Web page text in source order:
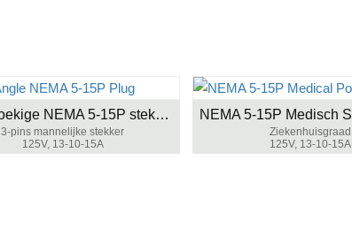
Rechthoekige NEMA 5-15P stekker
3-pins mannelijke stekker
125V, 13-10-15A
Ziekenhuisgraad
125V, 13-10-15A